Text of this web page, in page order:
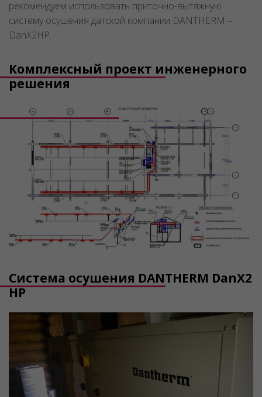
рекомендуем использовать приточно-вытяжную
систему осушения датской компании DANTHERM –
DanX2HP.
Комплексный проект инженерного
решения
Система осушения DANTHERM DanX2
HP